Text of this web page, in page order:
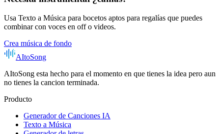
Usa Texto a Música para bocetos aptos para regalías que puedes
combinar con voces en off o videos.
Crea música de fondo
AItoSong
AItoSong esta hecho para el momento en que tienes la idea pero aun
no tienes la cancion terminada.
Producto
Generador de Canciones IA
Texto a Música